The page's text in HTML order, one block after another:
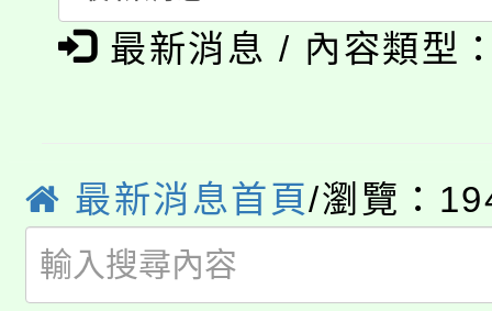
《TA101》溝通分析基
系所師生報名參加。
淨零綠生活教案入校路
學籍身 分審查程序及
版
淨零綠領人才培育課程
公告本校115學年度第
「2026金融保險知識
最新消息 / 內容類型
最新消息首頁/瀏覽：